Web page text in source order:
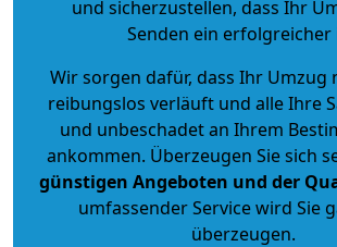
und sicherzustellen, dass Ihr
Senden ein erfolgreicher
Wir sorgen dafür, dass Ihr Umzug
reibungslos verläuft und alle Ihre
und unbeschadet an Ihrem
ankommen. Überzeugen Sie sich
günstigen Angeboten und der
umfassender Service wird Sie
überzeugen.